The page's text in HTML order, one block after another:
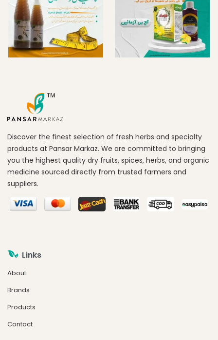
Discover the finest selection of fresh herbs and specialty
products at Pansar Markaz. We are committed to bringing
you the highest quality dry fruits, spices, herbs, and organic
medicine sourced directly from trusted farmers and
suppliers.
Links
About
Brands
Products
Contact